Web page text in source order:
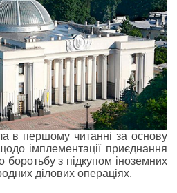
в першому читанні за основу
імплементації приєднання
боротьбу з підкупом іноземних
ділових операціях.